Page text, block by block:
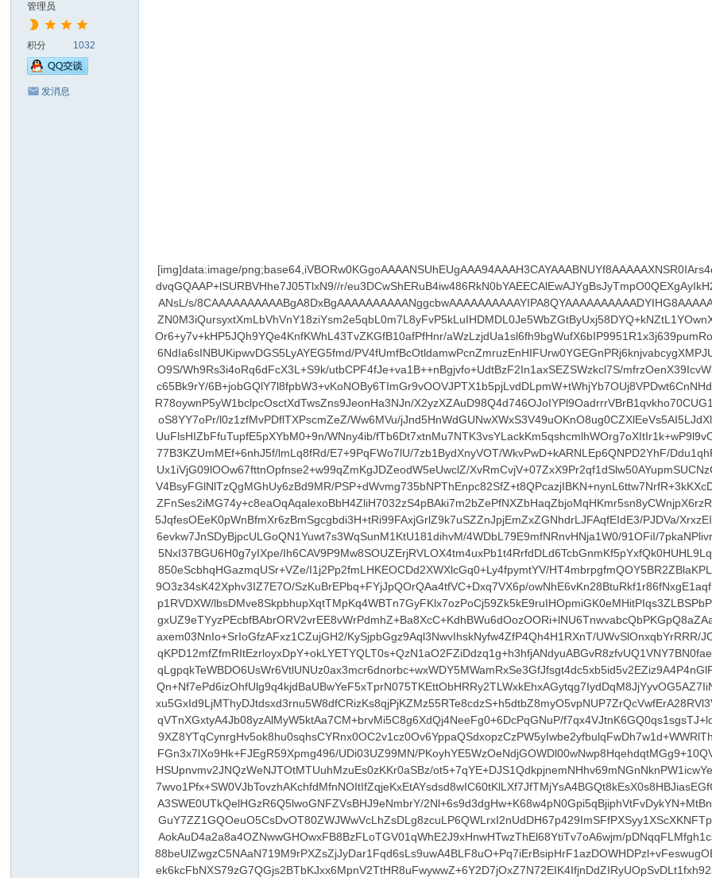
管理员
积分 1032
发消息
[img]data:image/png;base64,iVBORw0KGgoAAAANSUhEUgAAA94AAAH3CAYAAABNUYf8AAAAAXNSR0IArs4c6QAAAARnQU1BAACxjwv8YQUAAAAJcEhZcwAADsMAAA7DAcdvqGQAAP+lSURBVHhe7J05TlxN9//r/eu3DCwShERuB4iw486RkN0bYAEECAlEwAJYgBsJyTmpO0QEXgAyIkH2PvifoebhDj1g7Of7ed96TA/33hpOnTrn1ND/eyUMAAAAAAAAAAAANsL/s/8CAAAAAAAAAABgA8DxBgAAAAAAAAAANggcbwAAAAAAAAAAYIPA8QYAAAAAAAAAADYIHG8AAAAAAAAAAGCDwPEGAAAAAAAAAAA2CBzvgTzNv5hPnz5R+mLmT/ZN0M3iQursyxtXmLbVhVnY18ziYsm2e5qbL0m7L8yFvP5kLuIHDMDL0Je5WbZGtByUxj58DYQ+kNZtL1YOwnXL1OGTmX/Ra2J54vrYVFX48hYPcPnvqgf+Tlve3L031jekztPnu2eOr6+y7v+kHP5JQh9YQe4KnfKWhL43TvZKGfB10afPfHnr/aWzLzjdUa1sl6fh9bgWufX6bIP9951R1x3j639pumRojf3Jycc625Xv2byfk6UhNkFFp/8xfJ3/d/rA6ljdu4L9B/4N4Hi/NyKFNi6NdIa6sINBUKipwvDGS5LyAYEG5fmd/PV4fUmfBcOtldamwPcnZmruzEnHIFUrw0YGEGnPRj6knjvabcygXMPJUnT9KobnLtXrnvx1Z+7XJmwNirL/Mi+P8ofZ2dqVf9kYPCERuzup1O9S/Wh9Rs3i4oRq6dFcX3L+S9k/utbCPF4fJe+va1B++nBgjvfo+UdtBzF2In1axSEZSWzkcl7S/mfrzOenX39IcvW3tB7tloHQB4x5/j2kpUK+l61aV0+hKlzZlpHXiTmY6l+Pi4e1yNrfw8Lc65Bk9rY/6B+jobGQlY7l8fpbW3+vKoNOBy6TImGr9vOOVJPTX1b5pjLvdDLpmW+tWhjYb7OUj8VPDwt6CnNHdkX62eLbtf3s0Swess+qtkpIGxnzY6gNWVw65WQQVI9iT7XHlDSt0R78oywnP5yW1bclpcOsctXdTwsZns9JeonHa3NJn/X2yzXZAuD98Q4d746OJoIYPl9OadrrrVBrB1qvkho70CUG1O7M3Pz4YX74dEsGtH60d3wbvZ+nMzKpFP981jxjnTf+vjUsglPAToS8YY7oPr/l0z1zfMvPDflTXPscmZeZ/Ww6MVu/jJnd5HnWdGUNwXWxS3V49uOKnO8ug0CZXlEeVs5AI5LJdXlERoGUv6z9hdmm+uEAQX2QWDgrcSxi8JFMUZ0nWCNA2u7QSUuFlsHIZbFfuTupfE5pXYbM0+9n/WNny4ib/fTb6Dt7xtnMu7NTK3vsYLackKm5qshcmlhWOrg7oXItIr1k+wP9l9vOlz9q/8mZlX0ZZEvZv7WdpujTNzMt74rs7k7omZqHOxrwu1pF8nB77B3KZUmMEf+6nhJ5f/lmLq8fRd/E7+9PqFWo7lU/7zb1BydXnyVOT/WkvPwD+kARNLEp6QNPD2YhF/Ddu1qhROqvUAykXy9tHqYzM+sQllb9e7+R9Xnl83WNh34c8nWW9RebiiBUx1iVjG09lOOw67fttnOpfnse2+w99qZmKgJDZeodW5eUwclZ/XvRmCvjV+07ZxX9Pr2qf1dSlw50AYupmSUCNzGHLiN3970y022/cMpsicihcTLC5G0XxUGiz1QPTc703l4/ZHVwM/tlV4BsyFGlNlTzQgMGhUy6zBd9MR/PSP+dWvmg735bNPThEnpc82SfZ+t8QPcazjIBKN+nynL6ttw7NrfR+3kKXcDaZ1LG4D8MKyNfG9m/Nn/abNbuUIPYy3c+Frk2P3qZ2c+mZqIGcZFnSes2iMG74y+c8eaOqAqalexoBbH4ZliH7032zS4pBAki7m2bZePfNXZbHaqZbjoMqHKmr5sn8yCWnjpX6rzR36cDDXoe7G3HDwOlHZRZ0ZFjsCWfDsEqzbOZmUwGPX2NTMj5JqfesOEeK0pWnBfmXr6zBmSgcgbdi3H+tRi99FAxjGrlZ9k7uSZZnJpjEmZxZGNhdrLJFAqfEIdE3/PJDVa/XrxzEIhnalw95MkaH1nwh8WhajTpB8ngdyOCrIPbGCdcBic/2DoZpiHqwI6evkw7JnSDyBjpcULGoQN1Yuwt7s3WqSunM1KtU181dihvM/4WDbL79E9mfNRnvHNja1W0/91OFiI/7pkaNPlivr3IyzWg9eXE68V2Amf01hIbRR+2ba1tH5obq3PC6oVdEkPSRVK35NxI37BGU6H0g7yIXpe/Ih6CAV9P9Mw8SOUZErjRVLOX4tm4uxPb1t4RrfdDLd6TcbGnmKf5pYxfQk0HUHL9Lql/qcdaWXQsTR04G8QV3TbGIVE5cM3jx0HfP+p16QxVr2OWDj7p850eScbhqHGazmqUSr+VZe/I1j2Pp2fmLHKEOCDd2XWXlcGq0+Ly4fpymtYV/HT4mbrpgfmQOY5BR2ZBlaKPLkEz8DAkpTaVm7FffqXD8kzsEhOe9f6V24ZOLgsn0uXfyjTLh6Exjr9O3z34sK42Xphv3IZ7E7O/SzKuBrEPbq+FYjJpQOrQAa4tfVC+Dxq7VX6p/owNhE6vKn28BtuRkf1r86fNxgE1aqfhBrHVSWdmNpksqePAv8C7drwLY993RmfUkrrvmc1JISVmrUN2Yp1RVDXW/lbsDMve8SkpbhupXqtTMpKq4WBTn7GyFKlx7ozPoCj59Zk5kE9ruIHOpmiGK0eMHitPIqs3ZLBSPbPTfXKnRmas3FnpSj7YUItmgRbmVI1TmVnVGnGymRuJ3n6szV4kgxUZ9eTYyzPEcbfBAbrORV2vrEE8vWrPdmhZ+Ba8XcC+KdhBWu6dOozOORi+lNU6TnwvabcQbPKGpQ8aZAaeq0fnhBQyVZ9lS1OYCYvZ21OHwEynZvpI93GrJ/zsew9iONIguxtaxem03NnIo+SrIoGfzAFxz1CZujGH2/KySjpbGgz9Aql3NwvIhskNyfw4ZfP4Qh4H1RXnT/UWvSlOnxqbYrRRR/JO5/PvrI17gpP7kQFfNXTJeNqEPe6CZ7lR7R1Rp4/SlBiEVL9O9LkvqKPD12mfZfmRItEzrloyxDpY+okLYETYQLT0s+QzN1aO2FZiDdzq1g+h3hfjANdyuABGvR8zfvUQ1VNY7BN0faefKGNY6APTK+sUsUPh5En0YEeQYmUZjIMW9RlvPza0aARqNLXqLgpqkTeWBDO6UsWr6VtlUNUz0ax3mcr6dnorbc+wxWDY5MWamRxSe3GfJfsgt4dc5xb5id5v2EZiz9A4P4nGlFXQLVEEO7FWF6gTzm/+G2jfp/7DY4hsWaC26Frxt1GsfRq3tU8tvQn+Nf7ePd6izOhfUlg9q4kjdBaUBwYeF5xTprN075TKEttObHRRy2TLWxkEhxAGytqg7IydDqM8JjYyvOG5AZ7IiN+hu7OR0WlNKbHzrAQZGZpXNn5jGVK5Ckv/eeB3Bl7yKGtMybVxu5GxId9LjMThyDJtdsxd3rnu5W8dfCRizKs8qjPjKZMz55RTe8cdzS+h5dtbZ8myO5vpNUP7ZrQcVwfErA28RVl3VJJURMqdweqM1XAP7+z6IIY1qKXP7ZmdHf3YmINx/Sgxrv7EYMqVTnXGxtyA4Jb08yzAlMyW5ktAa7CM+brvMi5C8g6XdQj4NeeFg0+6DcPqGNuP/f7qx4VJtnK6GQ0qs1sgsTJ+lob6cafxbxPlMR1PqA7skvAp9YdUJofAwQSVVSf+7GTx39LfjI4LZC9XZ8YTqCynrgHv5ok8hu0sqhsCYRnx0OC2v1cz0Ov6YppaQSdxopzCzPW5yIwbe2yfbulqFwDh7w1d+WWRlThR3+A2SKuJHGqvnzSwsO4Z57VRC9b61Ai+RnrekSxNjnBLalvld0FGn3x7lXo9Hk+FJEgR59Xpmg496/UDi03UZ99MN/PKoyhYE5WzOeNdjGOWDl00wNwp8HqehdqtMGg9+10QVgINXb0Q22MaOLJtMZYoOJLacYqzl4cFEmOZHzC+gn+Kd+14xxHSUpnvmv2JNQzWeNJTOtMTUuhMzuEs0zKKr0aSBz/ot5+7qYE+DJS1QdkpjnemNHhv69mNGnNknPW1icwYeMNpPHx9YSQwifOVBS78IBs75w47k0wsuxLDL8WKkQGfn2ej/95i7wvo1Pfx+SW0VJbTovzhAKchfdMfnNOItIfZqjeKxEtAYsdsd8wIC60tKlLXf7JfTMjYsA4BGQt8kEsX0s8HBJiasEGfGGu6xF11R0dy/S5zCLg/TSbkvPEy+bgf7+4bVfnpIUrB4Tuo9Kc1YA3SWE0UTkQelHGzR6Q5lwoGNFZVsBHJ9eNmbrY/2Nl+6s9d3dgHw+K68w4pN0Gpi5qBjiphVtFvDykYN+MtBnMkI7fb8/BdkZlGH8uWoHpdNXLlF4/D7nl706nUReq42aRRUnN8bGuY7ZZ1GQOeuO5CsDvOT80ZWJWwVcLhZsDLg8zcuLP6QWLrxI2nUdDH67p429ImSFfPXSyy1XScXKNFTp1PXTIU6cwVzJd+Wo5+FIyK7fQkrc8gju4bZL/53I2spCSi4Eitzt2Y0AokAuD4a2a8a4OZNwwGHOwxFB8BzFLoTGV01qWhE2J9xHnwHTwzThEl68YtiTv7oA6wjm/pDNqqFLMfgh1csxnEhNog6weLsDc4PchmKBoRbkaDJfpPMnxoZ75bRIGDYBgH488beUlZwgzC5NAaN719M9rPXZsZjJyDar1Fqd6sLs9uwA4BLF8uO+Pq7iErBsipHrF1azDOWHDPzl+vFeswugOE3DPEWCd5a25rHgPrpQGKz82GVftesXQ84PuxPCIEW4Nx7xw+lek6kcFbNXS79zG7QGjs2BTbKJxx6MpnV2TtHR8uFwywwZ+6Y2D7jOxZ7N72EIK4IfjnDdZIRyUOpSvDLt1fxh92snqkxc0qknHaXqUzbsY7h2VhtFFL7aLt1iUfdeJx+ObsLMxUVmdqb0hf2xlDTkWfWE0G07oLY78Eju37vQ5YpOfKVFnVFuteT9QHkz4QzUQ2ZL5wlDonFbLZ6KSuaivwGvitd1Ge3EqvNZ/tU6Irt0K7ZCu5+tK6DMpVcLPgeYoCtUUQ0qV15T/OQzCIC10Chxf8LbxDxzufLYkczGyZXODZDPpll7+O8ctq1kkYKEcMdC3igbPLKV0T6WFdBDsIq8zqDcbN9u4Zv0U4Mo6KVLOWJgfmmA2FSrTZG/+FEeUMFTWMWnvZZHZQZn6sw9I3i5wvgetM0RIuPzt5Z+67TrK775oZDMt1lTLoFQbb1syiG6CdHgn38NdGQS22FcTZu5klRll1FYqT6eR1w4COlxhGbZ4aLUsugWsh8hPlR9qysaR0Azhnux4QIT5s9/RHXUYar+gJM7fulGB38FPXbGZk8Lq657oQfcDyUFt5Ehylk2fXB6KxiNr6WzyDRR1T2vLwg9U53A+PyRkz5bL7LofDO+4HZtpyDMSZUEfSrRZpzzIrnTooT5HB7A+GIse6fRbfi/lWrNKJ6saXt3vGO3bMmjLTRbF1Jqwe8iQ6NYxr1cDDWllGBteDC14NTb75G1uRwkqIlyh4138IbCGD1QCGS5kuTMah4TpMZ+zTILb7xYw/c7aP6rQgg/X0brcrLIkPvA5K7S0A/tdONh40qRDZsHEQdjli3T9wuyb4Z/gLZrzJEXenh5Kw8jk8nt0t47dh/pP0D2abJDgF6Z4qp/tGEQ+cb+AAy2wuG8cP9o0GYnCtrkUTdKbk1BtSiVGXp+qzJ2ooVKLNIeCbr4AIhgobWtVgs8xgqMHuZ6jiZZlrHcyirSB37fp1n9VmSZITnAUarJJ95nP5GSqmtlR2nVRXoTBFO/TlgxySuM1fvpkvG1oap0YKO6j2904aiMPzBsEwwQeMyLhyujwx4GNU/3H+gi8Utj7w++q0TbP9ycN4EKM8kylP5CjNXqzBpQbSdKoCcHcSBSRJv8mWi91d3584SMBn1xbL7rscDl8Oen5jr6U4ExJocKtF0u0iax0rOADA/